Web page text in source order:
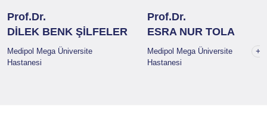
Prof.Dr.
DİLEK BENK ŞİLFELER
Medipol Mega Üniversite
Hastanesi
Prof.Dr.
ESRA NUR TOLA
Medipol Mega Üniversite
Hastanesi
+1